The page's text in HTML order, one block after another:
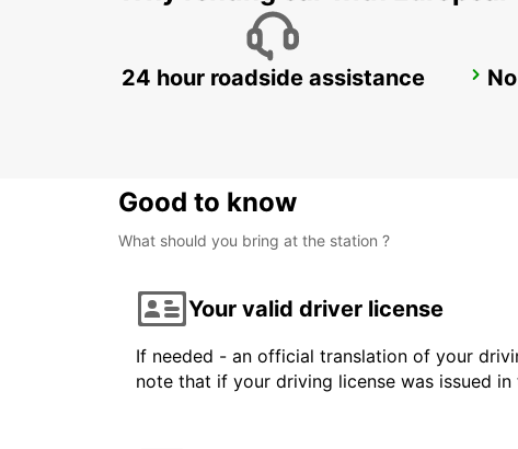
GRAND BAIE
24 hour roadside assistance
Good to know
What should you bring at the station ?
Your valid driver license
If needed - an official translation of your
note that if your driving license was issued